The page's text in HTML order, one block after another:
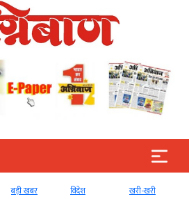
बड़ी खबर विदेश खरी-खरी